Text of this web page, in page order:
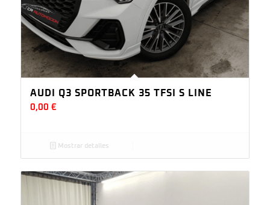
AUDI Q3 SPORTBACK 35 TFSI S LINE
0,00 €
Mostrar detalles